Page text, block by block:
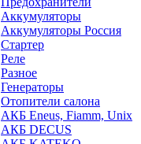
Аккумуляторы
Аккумуляторы Россия
Стартер
Реле
Разное
Генераторы
Отопители салона
АКБ Eneus, Fiamm, Unix
АКБ DECUS